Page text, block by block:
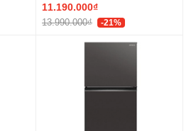
11.190.000₫
13.990.000₫ -21%